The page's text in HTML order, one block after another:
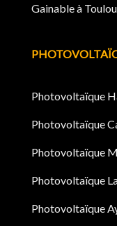
Gainable à
Photovoltaïque
Photovoltaïque
Photovoltaïque
Photovoltaïque
Photovoltaïque